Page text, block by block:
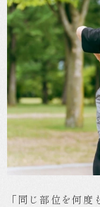
「同じ部位を何度